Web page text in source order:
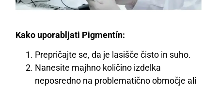
Kako uporabljati Pigmentín:
Prepričajte se, da je lasišče čisto in suho.
Nanesite majhno količino izdelka
neposredno na problematično območje ali